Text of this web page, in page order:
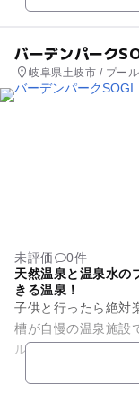
バーデンパーク
岐阜県土岐市 / プー
未評価
0件
天然温泉と温泉水の
きる温泉！
子供と行ったら絶対
槽が自慢の温泉施設
ルなら安心、子供と
すよ。異国に来たよ